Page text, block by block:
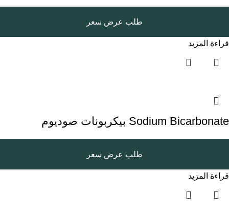
طلب عرض سعر
قراءة المزيد
Sodium Bicarbonate بيكربونات صوديوم
طلب عرض سعر
قراءة المزيد